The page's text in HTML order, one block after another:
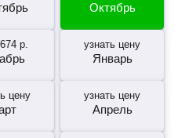
Октябрь
р. узнать цену
Январь
цену узнать цену
Апрель